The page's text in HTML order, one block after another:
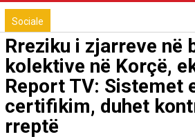
Sociale
Rreziku i zjarreve në
kolektive në Korçë,
Report TV: Sistemet
certifikim, duhet
rreptë